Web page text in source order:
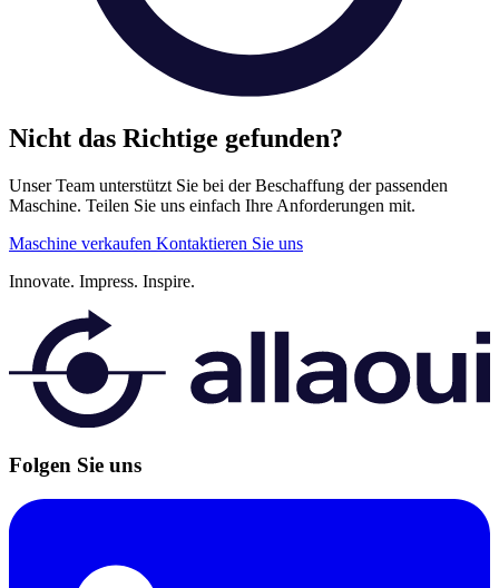
Nicht das Richtige gefunden?
Unser Team unterstützt Sie bei der Beschaffung der passenden
Maschine. Teilen Sie uns einfach Ihre Anforderungen mit.
Maschine verkaufen Kontaktieren Sie uns
Innovate. Impress. Inspire.
Folgen Sie uns